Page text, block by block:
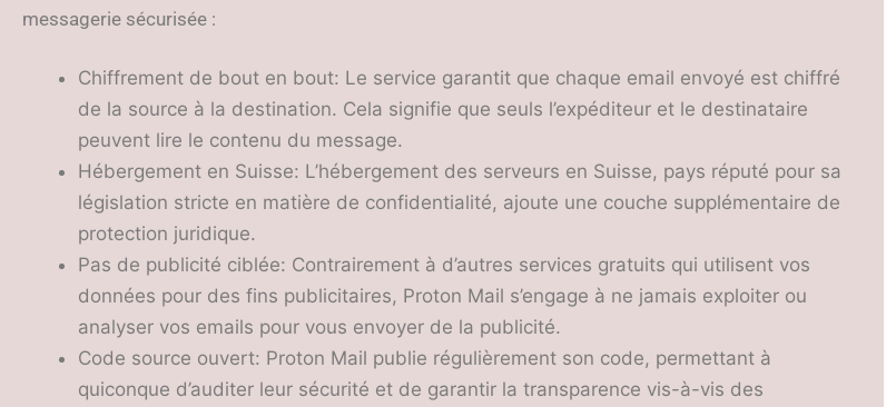
messagerie sécurisée :
Chiffrement de bout en bout: Le service garantit que chaque email envoyé est chiffré
de la source à la destination. Cela signifie que seuls l’expéditeur et le destinataire
peuvent lire le contenu du message.
Hébergement en Suisse: L’hébergement des serveurs en Suisse, pays réputé pour sa
législation stricte en matière de confidentialité, ajoute une couche supplémentaire de
protection juridique.
Pas de publicité ciblée: Contrairement à d’autres services gratuits qui utilisent vos
données pour des fins publicitaires, Proton Mail s’engage à ne jamais exploiter ou
analyser vos emails pour vous envoyer de la publicité.
Code source ouvert: Proton Mail publie régulièrement son code, permettant à
quiconque d’auditer leur sécurité et de garantir la transparence vis-à-vis des